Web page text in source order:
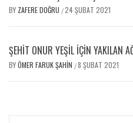
BY ZAFERE DOĞRU /24 ŞUBAT 2021
ŞEHIT ONUR YEŞIL İÇIN YAKILAN
BYÖMER FARUK ŞAHIN /8 ŞUBAT 2021